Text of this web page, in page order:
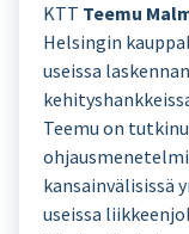
KTT Teemu
Helsingin
useissa
Teemu on
kansainvälisissä
useissa